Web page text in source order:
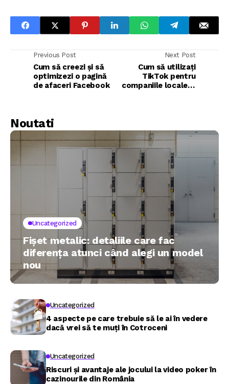
Previous Post
Cum să creezi și să
optimizezi o pagină
de afaceri Facebook
Next Post
Cum să utilizați
TikTok pentru
companiile locale în
Noutati
Uncategorized
Fișet metalic: detaliile care fac
diferența atunci când alegi un model
nou
Uncategorized
4 aspecte pe care trebuie să le ai în vedere
dacă vrei să te muți în Cotroceni
Uncategorized
Riscuri și avantaje ale jocului la video poker în
cazinourile din România